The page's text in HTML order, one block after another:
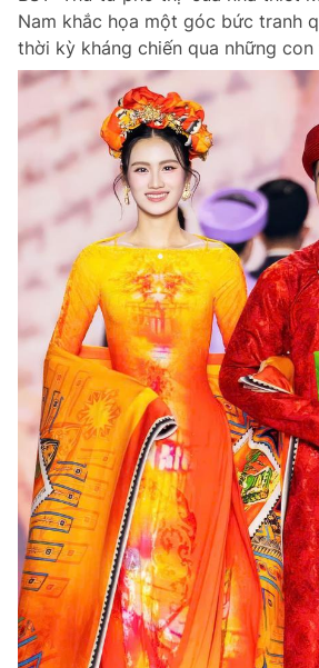
Nam khắc họa một góc bức tranh
thời kỳ kháng chiến qua những